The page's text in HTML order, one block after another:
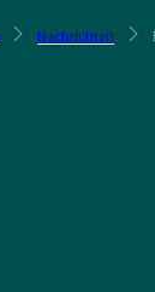
Nachrichten